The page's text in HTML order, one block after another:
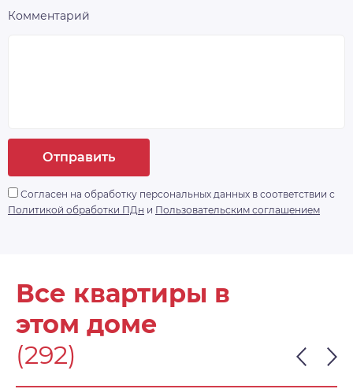
Комментарий
Отправить
Согласен на обработку персональных данных в соответствии с
Политикой обработки ПДн и Пользовательским соглашением
Все квартиры в
этом доме
(292)